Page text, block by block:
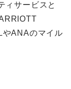
ィサービスと
やANAのマイル